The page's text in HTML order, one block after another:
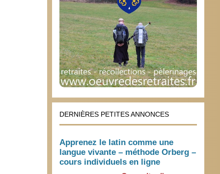
DERNIÈRES PETITES ANNONCES
Apprenez le latin comme une
langue vivante – méthode Orberg –
cours individuels en ligne